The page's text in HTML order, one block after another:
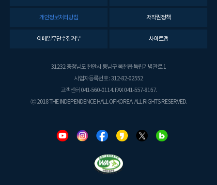
개인정보처리방침 저작권정책
이메일무단수집거부 사이트맵
31232 충청남도 천안시 동남구 목천읍 독립기념관로 1
사업자등록번호 : 312-82-02552
고객센터 041-560-0114. FAX 041-557-8167.
ⓒ 2018 THE INDEPENDENCE HALL OF KOREA. ALL RIGHTS RESERVED.